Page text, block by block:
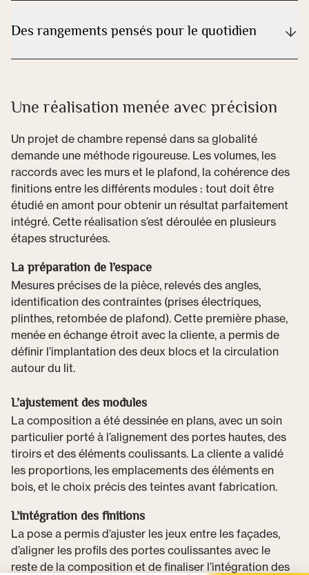
Des rangements pensés pour le quotidien
Une réalisation menée avec précision
Un projet de chambre repensé dans sa globalité
demande une méthode rigoureuse. Les volumes, les
raccords avec les murs et le plafond, la cohérence des
finitions entre les différents modules : tout doit être
étudié en amont pour obtenir un résultat parfaitement
intégré. Cette réalisation s’est déroulée en plusieurs
étapes structurées.
La préparation de l’espace
Mesures précises de la pièce, relevés des angles,
identification des contraintes (prises électriques,
plinthes, retombée de plafond). Cette première phase,
menée en échange étroit avec la cliente, a permis de
définir l’implantation des deux blocs et la circulation
autour du lit.
L’ajustement des modules
La composition a été dessinée en plans, avec un soin
particulier porté à l’alignement des portes hautes, des
tiroirs et des éléments coulissants. La cliente a validé
les proportions, les emplacements des éléments en
bois, et le choix précis des teintes avant fabrication.
L’intégration des finitions
La pose a permis d’ajuster les jeux entre les façades,
d’aligner les profils des portes coulissantes avec le
reste de la composition et de finaliser l’intégration des